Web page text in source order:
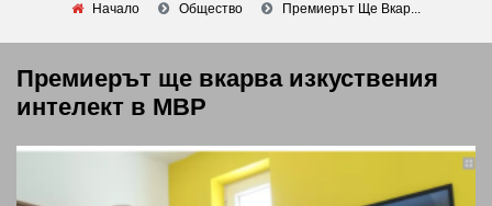
Начало Общество Премиерът Ще Вкар...
Премиерът ще вкарва изкуствения
интелект в МВР